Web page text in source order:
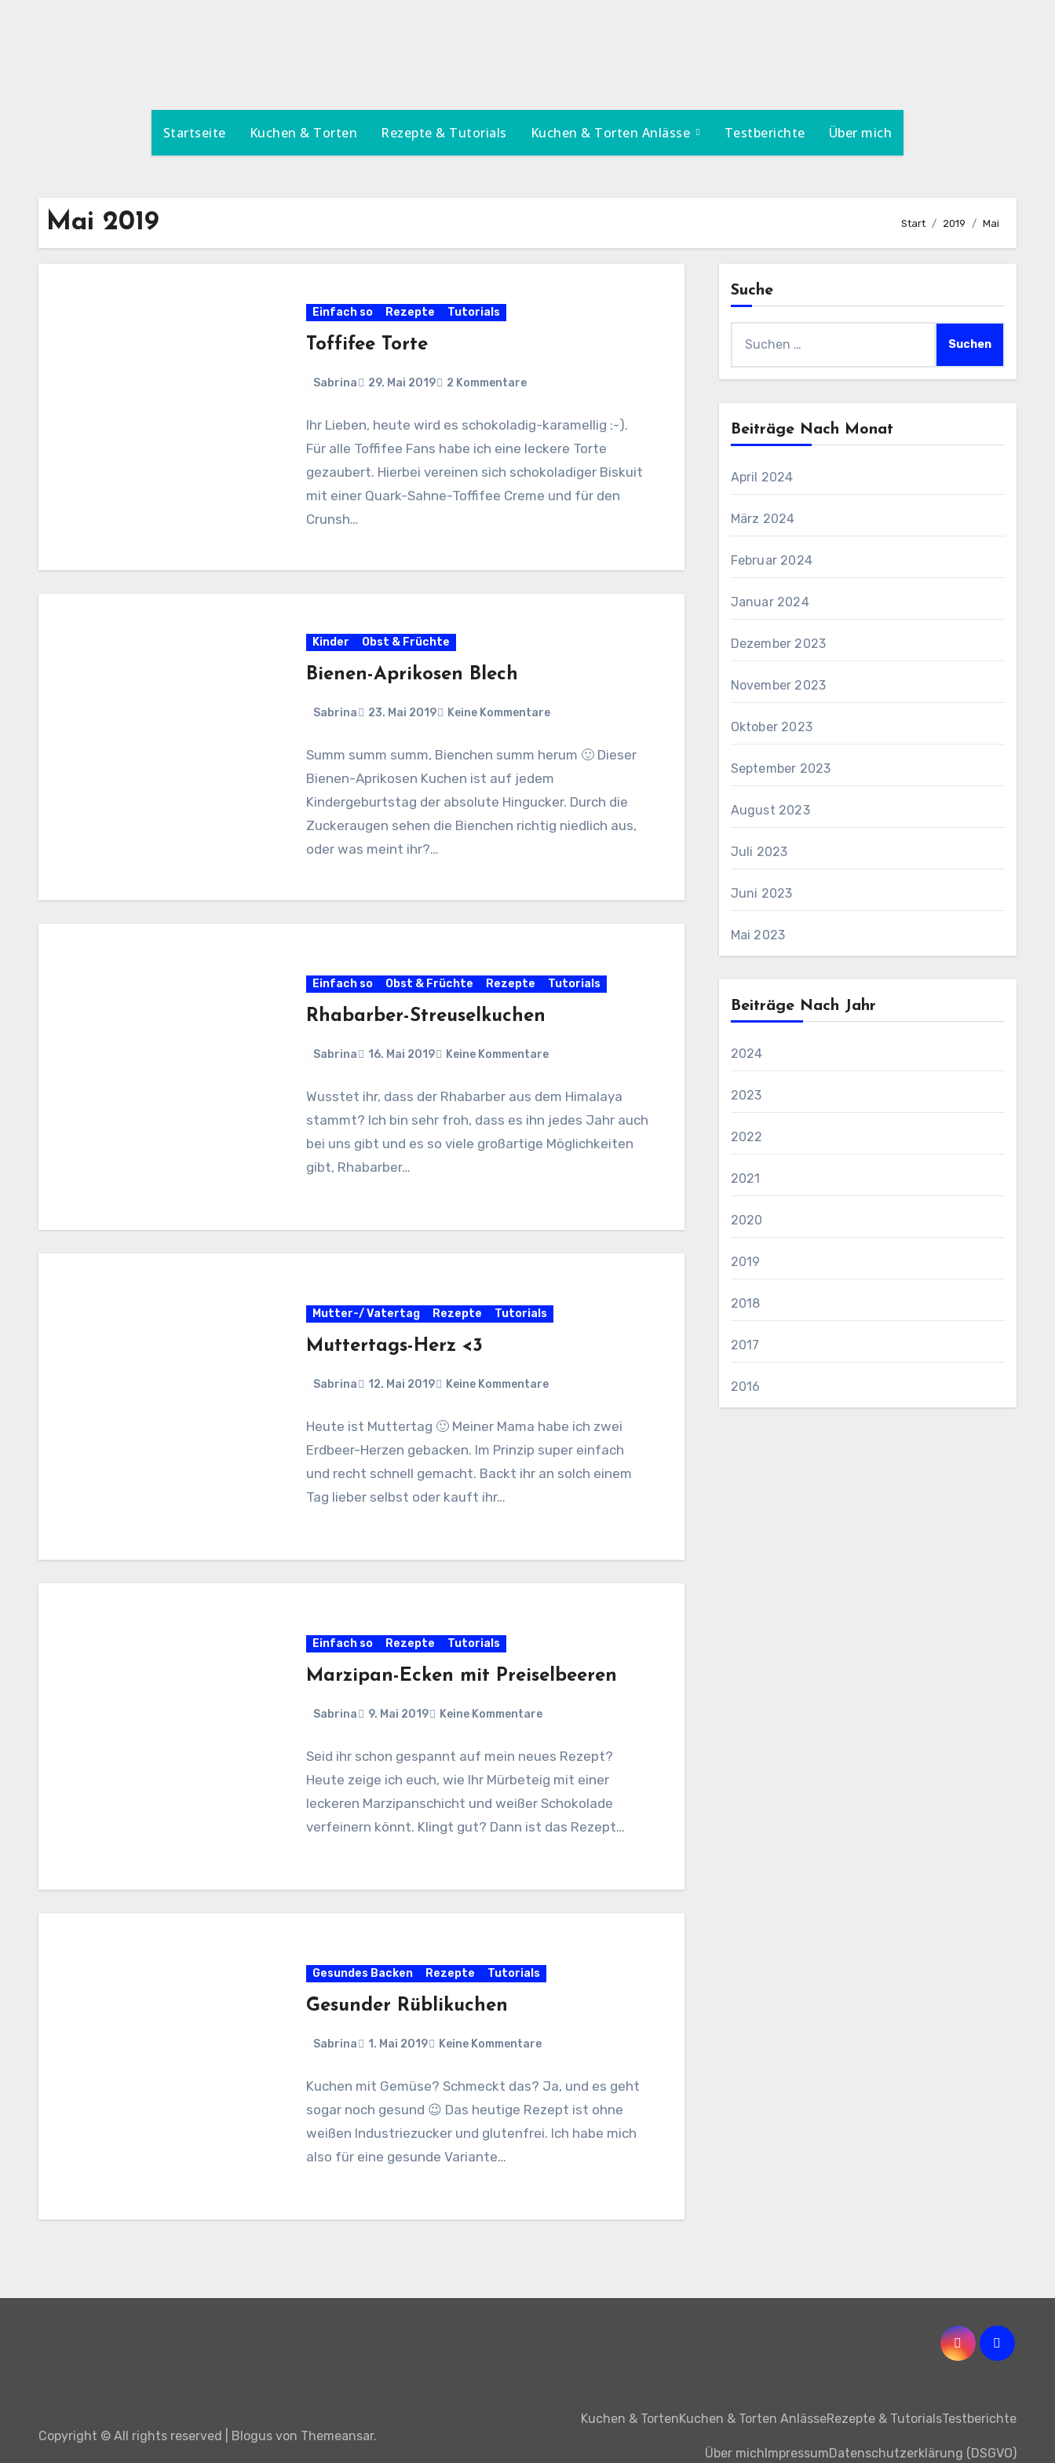
Startseite Kuchen & Torten Rezepte & Tutorials Kuchen & Torten Anlässe Testberichte Über mich
Mai 2019 Start 2019 Mai
Einfach so Rezepte Tutorials
Toffifee Torte
Sabrina 29. Mai 2019 2 Kommentare
Ihr Lieben, heute wird es schokoladig-karamellig :-).
Für alle Toffifee Fans habe ich eine leckere Torte
gezaubert. Hierbei vereinen sich schokoladiger Biskuit
mit einer Quark-Sahne-Toffifee Creme und für den
Crunsh…
Kinder Obst & Früchte
Bienen-Aprikosen Blech
Sabrina 23. Mai 2019 Keine Kommentare
Summ summ summ, Bienchen summ herum 🙂 Dieser
Bienen-Aprikosen Kuchen ist auf jedem
Kindergeburtstag der absolute Hingucker. Durch die
Zuckeraugen sehen die Bienchen richtig niedlich aus,
oder was meint ihr?…
Einfach so Obst & Früchte Rezepte Tutorials
Rhabarber-Streuselkuchen
Sabrina 16. Mai 2019 Keine Kommentare
Wusstet ihr, dass der Rhabarber aus dem Himalaya
stammt? Ich bin sehr froh, dass es ihn jedes Jahr auch
bei uns gibt und es so viele großartige Möglichkeiten
gibt, Rhabarber…
Mutter-/ Vatertag Rezepte Tutorials
Muttertags-Herz <3
Sabrina 12. Mai 2019 Keine Kommentare
Heute ist Muttertag 🙂 Meiner Mama habe ich zwei
Erdbeer-Herzen gebacken. Im Prinzip super einfach
und recht schnell gemacht. Backt ihr an solch einem
Tag lieber selbst oder kauft ihr…
Einfach so Rezepte Tutorials
Marzipan-Ecken mit Preiselbeeren
Sabrina 9. Mai 2019 Keine Kommentare
Seid ihr schon gespannt auf mein neues Rezept?
Heute zeige ich euch, wie Ihr Mürbeteig mit einer
leckeren Marzipanschicht und weißer Schokolade
verfeinern könnt. Klingt gut? Dann ist das Rezept…
Gesundes Backen Rezepte Tutorials
Gesunder Rüblikuchen
Sabrina 1. Mai 2019 Keine Kommentare
Kuchen mit Gemüse? Schmeckt das? Ja, und es geht
sogar noch gesund 😉 Das heutige Rezept ist ohne
weißen Industriezucker und glutenfrei. Ich habe mich
also für eine gesunde Variante…
Suche
nach:
Beiträge Nach Monat
April 2024
März 2024
Februar 2024
Januar 2024
Dezember 2023
November 2023
Oktober 2023
September 2023
August 2023
Juli 2023
Juni 2023
Mai 2023
Beiträge Nach Jahr
2024
2023
2022
2021
2020
2019
2018
2017
2016
Copyright © All rights reserved Blogus von Themeansar.
Kuchen & TortenKuchen & Torten AnlässeRezepte & TutorialsTestberichte
Über michImpressumDatenschutzerklärung (DSGVO)